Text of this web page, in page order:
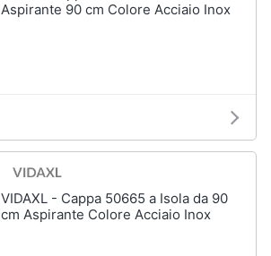
Aspirante 90 cm Colore Acciaio Inox
VIDAXL - Cappa 50665 a Isola da 90
cm Aspirante Colore Acciaio Inox